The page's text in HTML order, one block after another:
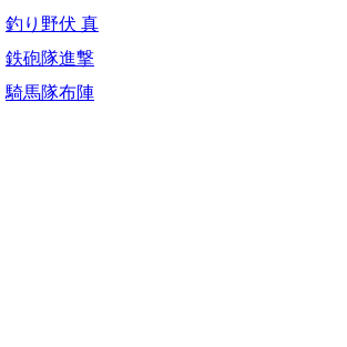
釣り野伏 真
鉄砲隊進撃
騎馬隊布陣